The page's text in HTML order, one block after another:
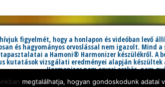
figyelmét, hogy a honlapon és videóban levő
és hagyományos orvoslással nem igazolt. Mind
a Hamoni® Harmonizer készülékről. A
kutatások vizsgálati eredményei alapján
Harmonizer nem orvosi eszköz, nem
Hamoni® márka védjegye bejegyzett az EU és az
megtalálhatja, hogyan gondoskodunk adatai